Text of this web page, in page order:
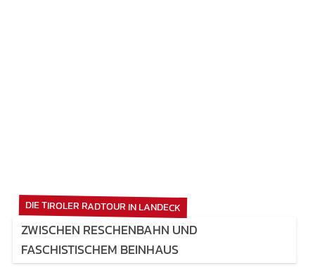
DIE TIROLER RADTOUR IN LANDECK
ZWISCHEN RESCHENBAHN UND
FASCHISTISCHEM BEINHAUS